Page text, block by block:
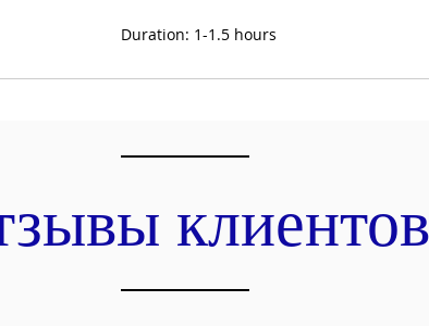
Duration: 1-1.5 hours
клиентов